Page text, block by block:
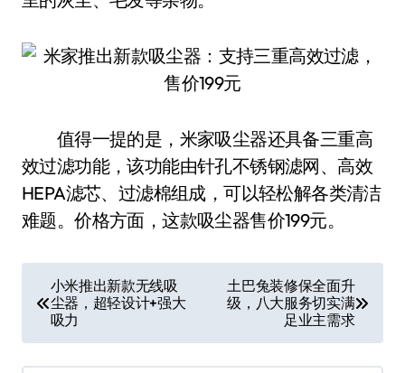
值得一提的是，米家吸尘器还具备三重高
效过滤功能，该功能由针孔不锈钢滤网、高效
HEPA滤芯、过滤棉组成，可以轻松解各类清洁
难题。价格方面，这款吸尘器售价199元。
章
导
小米推出新款无线吸
尘器，超轻设计+强大
吸力
土巴兔装修保全面升
级，八大服务切实满
足业主需求